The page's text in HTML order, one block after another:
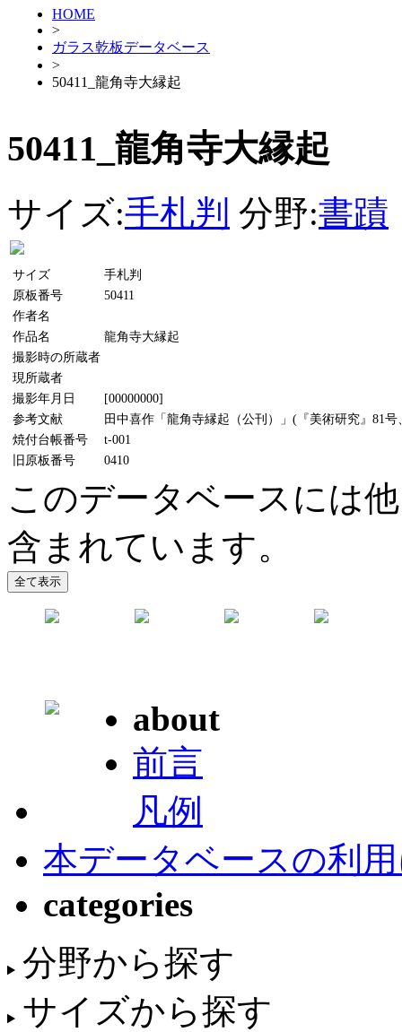
HOME
>
ガラス乾板データベース
>
50411_龍角寺大縁起
50411_龍角寺大縁起
サイズ:手札判 分野:書蹟
サイズ
手札判
原板番号
50411
作者名
作品名
龍角寺大縁起
撮影時の所蔵者
現所蔵者
撮影年月日
[00000000]
参考文献
田中喜作「龍角寺縁起（公刊）」(『美術研究』81号
焼付台帳番号
t-001
旧原板番号
0410
このデータベースには
含まれています。
about
前言
凡例
本データベースの利
categories
分野から探す
サイズから探す